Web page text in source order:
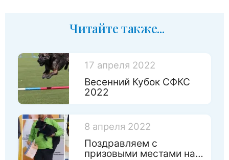
Читайте также...
17 апреля 2022
Весенний Кубок СФКС
2022
8 апреля 2022
Поздравляем с
призовыми местами на